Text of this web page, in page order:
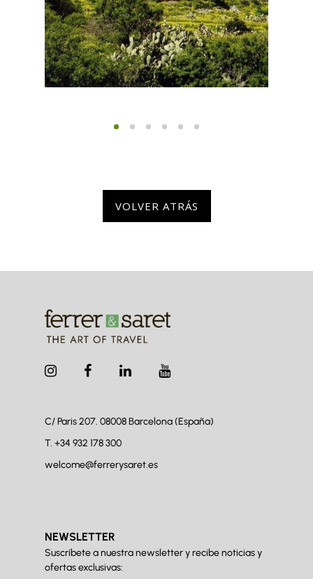
VOLVER ATRÁS
C/ Paris 207. 08008Barcelona (España)
T. +34 932 178 300
welcome@ferrerysaret.es
NEWSLETTER
Suscríbete a nuestra newsletter y recibe noticias y
ofertas exclusivas: